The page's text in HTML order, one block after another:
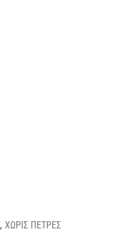
, ΧΩΡΙΣ ΠΕΤΡΕΣ